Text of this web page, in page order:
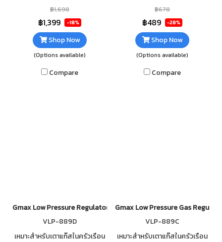
ได้ทันที เหมาะสำหรับใช้งานใน พื้นที่
10-15 ตารางเมตร ประหยัด
พลังงาน
฿1,698
฿1,399 -18%
Shop Now
(Options available)
Compare
แก๊สขาเข้า 700 kPa แรงดันแก๊ส
ขาออก 200 kPa ปริมาณการไหล
ของแรงดัน Q = 6 Kg/hr
฿678
฿489 -28%
Shop Now
(Options available)
Compare
Gmax Low Pressure Regulator with Safety and Gauge VLP-889D
VLP-889D
เหมาะสำหรับเตาแก๊สในครัวเรือน
Gmax Low Pressure Gas
VLP-889C
เหมาะสำหรับเตาแก๊สในครัวเรือน